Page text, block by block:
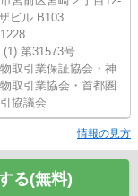
ビル B103
第31573号
取引業保証協会・神
取引業協会・首都圏
協議会
情報の見方
る(無料)